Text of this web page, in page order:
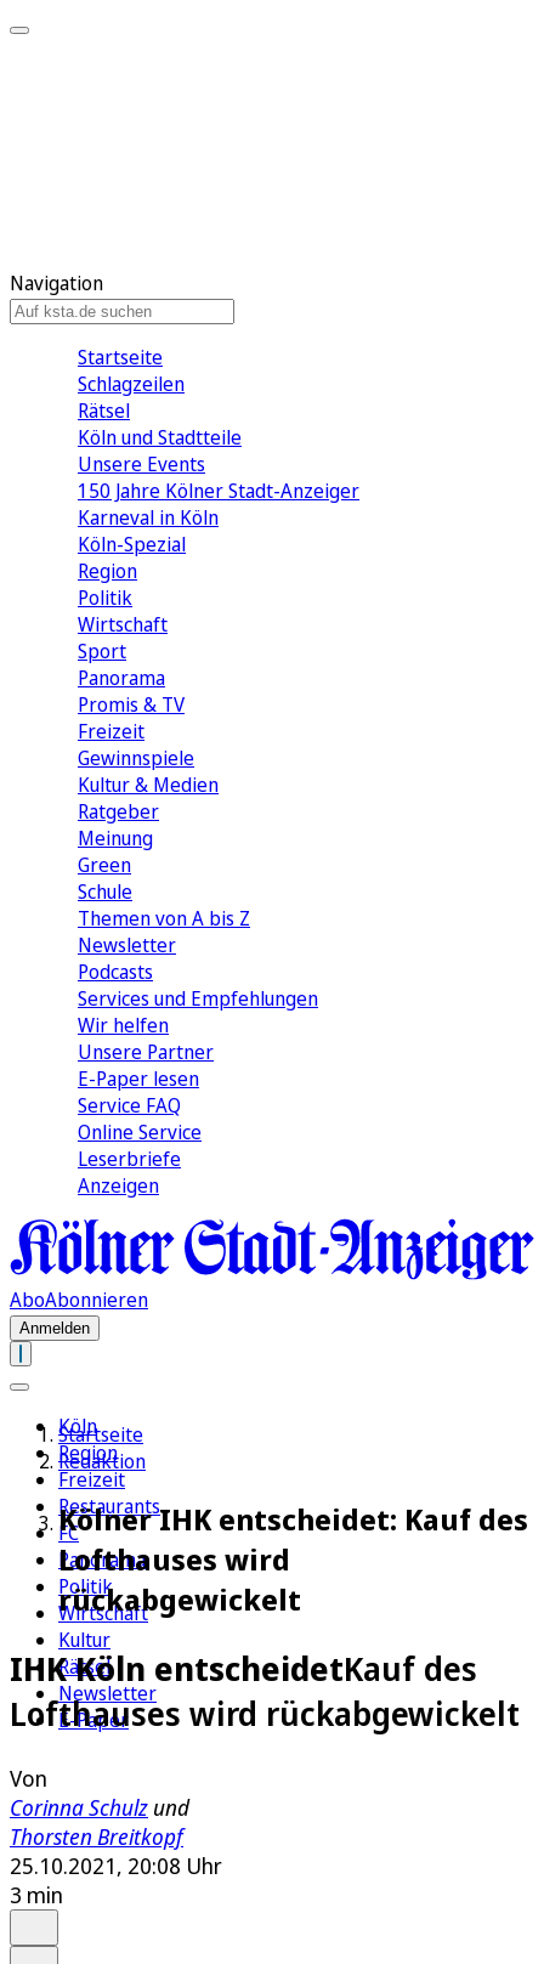
Navigation
Startseite
Schlagzeilen
Rätsel
Köln und Stadtteile
Unsere Events
150 Jahre Kölner Stadt-Anzeiger
Karneval in Köln
Köln-Spezial
Region
Politik
Wirtschaft
Sport
Panorama
Promis & TV
Freizeit
Gewinnspiele
Kultur & Medien
Ratgeber
Meinung
Green
Schule
Themen von A bis Z
Newsletter
Podcasts
Services und Empfehlungen
Wir helfen
Unsere Partner
E-Paper lesen
Service FAQ
Online Service
Leserbriefe
Anzeigen
AboAbonnieren
Anmelden
Köln
Region
Freizeit
Restaurants
FC
Panorama
Politik
Wirtschaft
Kultur
Rätsel
Newsletter
E-Paper
Startseite
Redaktion
Kölner IHK entscheidet: Kauf des
Lofthauses wird
rückabgewickelt
IHK Köln entscheidetKauf des
Lofthauses wird rückabgewickelt
Von
Corinna Schulz und
Thorsten Breitkopf
25.10.2021, 20:08 Uhr
3 min